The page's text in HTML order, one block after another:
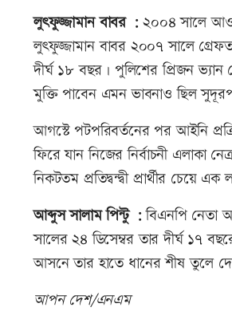
লুৎফুজ্জামান বাবর :২০০৪ সালে
লুৎফুজ্জামান বাবর ২০০৭ সালে
দীর্ঘ ১৮ বছর। পুলিশের প্রিজন
মুক্তি পাবেন এমন ভাবনাও ছিল
আগস্টে পটপরিবর্তনের পর আইনি
ফিরে যান নিজের নির্বাচনী এলাকা
নিকটতম প্রতিদ্বন্দ্বী প্রার্থীর চেয়ে
আব্দুস সালাম পিন্টু :বিএনপি নেতা
সালের ২৪ ডিসেম্বর তার দীর্ঘ ১৭
আসনে তার হাতে ধানের শীষ তুলে
আপন দেশ/এনএম